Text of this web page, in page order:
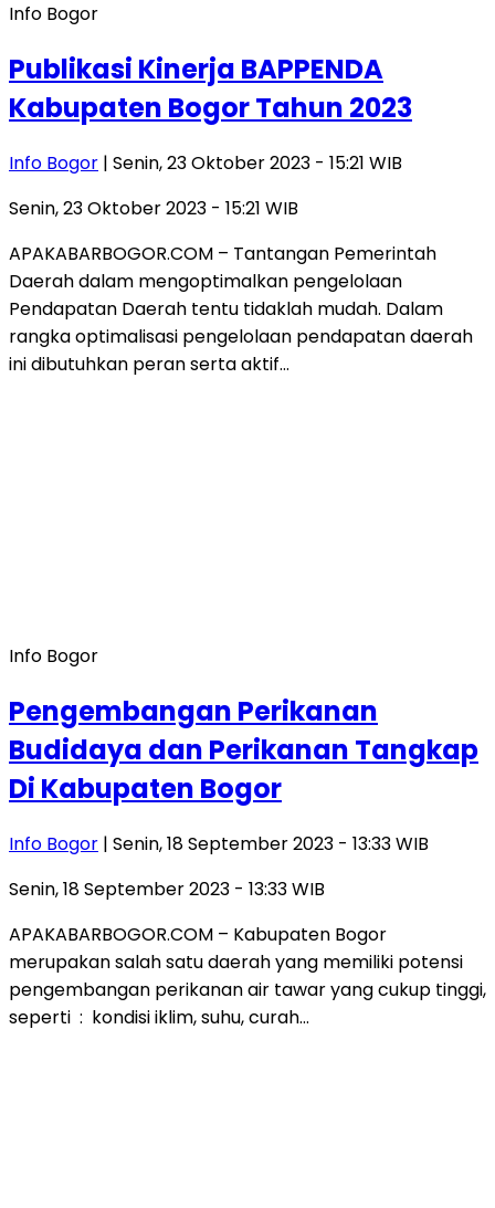
Info Bogor
Publikasi Kinerja BAPPENDA
Kabupaten Bogor Tahun 2023
Info Bogor | Senin, 23 Oktober 2023 - 15:21 WIB
Senin, 23 Oktober 2023 - 15:21 WIB
APAKABARBOGOR.COM – Tantangan Pemerintah
Daerah dalam mengoptimalkan pengelolaan
Pendapatan Daerah tentu tidaklah mudah. Dalam
rangka optimalisasi pengelolaan pendapatan daerah
ini dibutuhkan peran serta aktif…
Info Bogor
Pengembangan Perikanan
Budidaya dan Perikanan Tangkap
Di Kabupaten Bogor
Info Bogor | Senin, 18 September 2023 - 13:33 WIB
Senin, 18 September 2023 - 13:33 WIB
APAKABARBOGOR.COM – Kabupaten Bogor
merupakan salah satu daerah yang memiliki potensi
pengembangan perikanan air tawar yang cukup tinggi,
seperti : kondisi iklim, suhu, curah…